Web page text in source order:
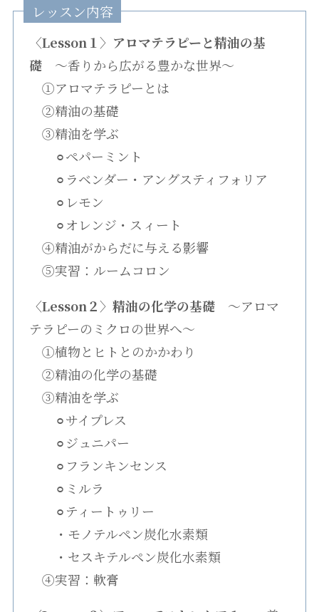
レッスン内容
〈Lesson１〉アロマテラピーと精油の基
礎 〜香りから広がる豊かな世界〜
①アロマテラピーとは
②精油の基礎
③精油を学ぶ
⚪︎ペパーミント
⚪︎ラベンダー・アングスティフォリア
⚪︎レモン
⚪︎オレンジ・スィート
④精油がからだに与える影響
⑤実習：ルームコロン
〈Lesson２〉精油の化学の基礎 〜アロマ
テラピーのミクロの世界へ〜
①植物とヒトとのかかわり
②精油の化学の基礎
③精油を学ぶ
⚪︎サイプレス
⚪︎ジュニパー
⚪︎フランキンセンス
⚪︎ミルラ
⚪︎ティートゥリー
・モノテルペン炭化水素類
・セスキテルペン炭化水素類
④実習：軟膏